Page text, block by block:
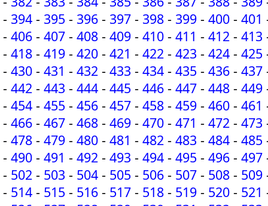
- 394 - 395 - 396 - 397 - 398 - 399 - 400 - 401
- 406 - 407 - 408 - 409 - 410 - 411 - 412 - 413
- 418 - 419 - 420 - 421 - 422 - 423 - 424 - 425
- 430 - 431 - 432 - 433 - 434 - 435 - 436 - 437
- 442 - 443 - 444 - 445 - 446 - 447 - 448 - 449
- 454 - 455 - 456 - 457 - 458 - 459 - 460 - 461
- 466 - 467 - 468 - 469 - 470 - 471 - 472 - 473
- 478 - 479 - 480 - 481 - 482 - 483 - 484 - 485
- 490 - 491 - 492 - 493 - 494 - 495 - 496 - 497
- 502 - 503 - 504 - 505 - 506 - 507 - 508 - 509
- 514 - 515 - 516 - 517 - 518 - 519 - 520 - 521